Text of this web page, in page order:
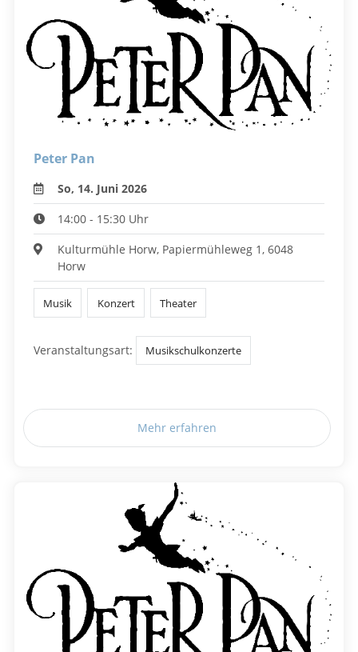
Peter Pan
So, 14. Juni 2026
14:00 - 15:30 Uhr
Kulturmühle Horw, Papiermühleweg 1, 6048
Horw
Musik Konzert Theater
Veranstaltungsart: Musikschulkonzerte
Mehr erfahren